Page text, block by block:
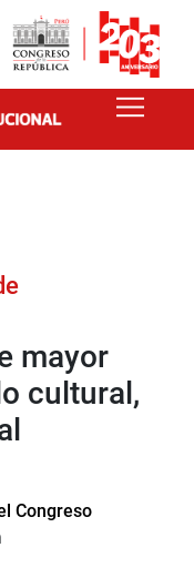
mayor
cultural,
Congreso